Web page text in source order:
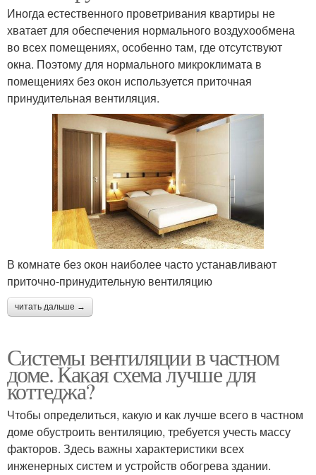
Иногда естественного проветривания квартиры не
хватает для обеспечения нормального воздухообмена
во всех помещениях, особенно там, где отсутствуют
окна. Поэтому для нормального микроклимата в
помещениях без окон используется приточная
принудительная вентиляция.
В комнате без окон наиболее часто устанавливают
приточно-принудительную вентиляцию
читать дальше →
Системы вентиляции в частном
доме. Какая схема лучше для
коттеджа?
Чтобы определиться, какую и как лучше всего в частном
доме обустроить вентиляцию, требуется учесть массу
факторов. Здесь важны характеристики всех
инженерных систем и устройств обогрева здании.